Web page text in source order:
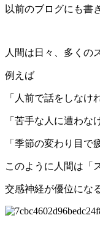
以前のブログにも書
人間は日々、多くの
例えば
「人前で話をしなけ
「苦手な人に遭わな
「季節の変わり目
このように人間は「
交感神経が優位にな